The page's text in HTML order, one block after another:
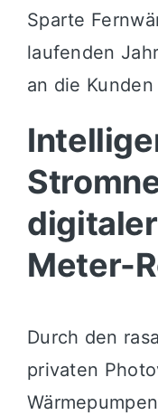
Sparte
laufenden
an die
Meter-
Durch den
privaten